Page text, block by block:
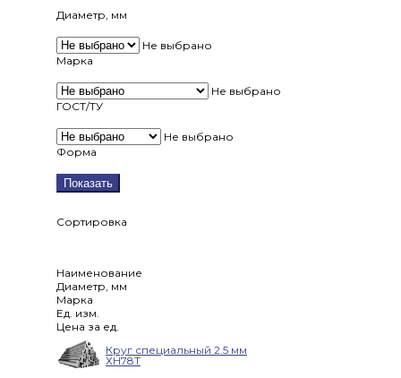
Диаметр, мм
Не выбрано
Марка
Не выбрано
ГОСТ/ТУ
Не выбрано
Форма
Показать
Сортировка
Наименование
Диаметр, мм
Марка
Ед. изм.
Цена за ед.
Круг специальный 2.5 мм
ХН78Т